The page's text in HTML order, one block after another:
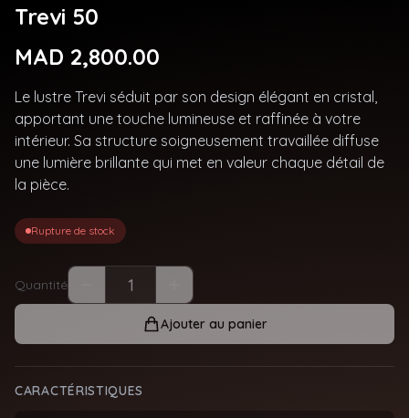
Trevi 50
MAD 2,800.00
Le lustre Trevi séduit par son design élégant en cristal,
apportant une touche lumineuse et raffinée à votre
intérieur. Sa structure soigneusement travaillée diffuse
une lumière brillante qui met en valeur chaque détail de
la pièce.
Rupture de stock
Quantité
Ajouter au panier
CARACTÉRISTIQUES